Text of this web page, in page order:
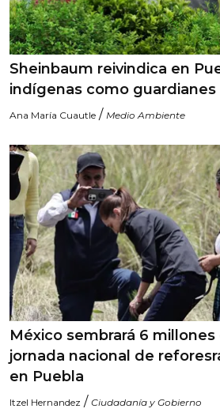
Sheinbaum reivindica en
indígenas como
Ana María Cuautle / Medio Ambiente
México sembrará 6
jornada nacional de
en Puebla
Itzel Hernandez / Ciudadanía y Gobierno